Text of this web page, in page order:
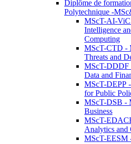
Diplôme de
Polytechnique -
MScT-AI-
Intelligence
Computing
MScT-CTD -
Threats and
MScT-DDDF
Data and
MScT-DEPP
for Public
MScT-DSB -
Business
MScT-
Analytics and
MScT-EESM